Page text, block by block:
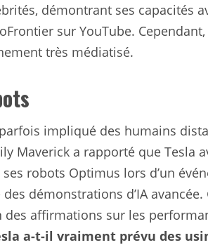
démontrant ses capacités
sur YouTube. Cependant,
très médiatisé.
impliqué des humains
Maverick a rapporté que Tesla
robots Optimus lors d’un
démonstrations d’IA avancée.
affirmations sur les
a-t-il vraiment prévu des